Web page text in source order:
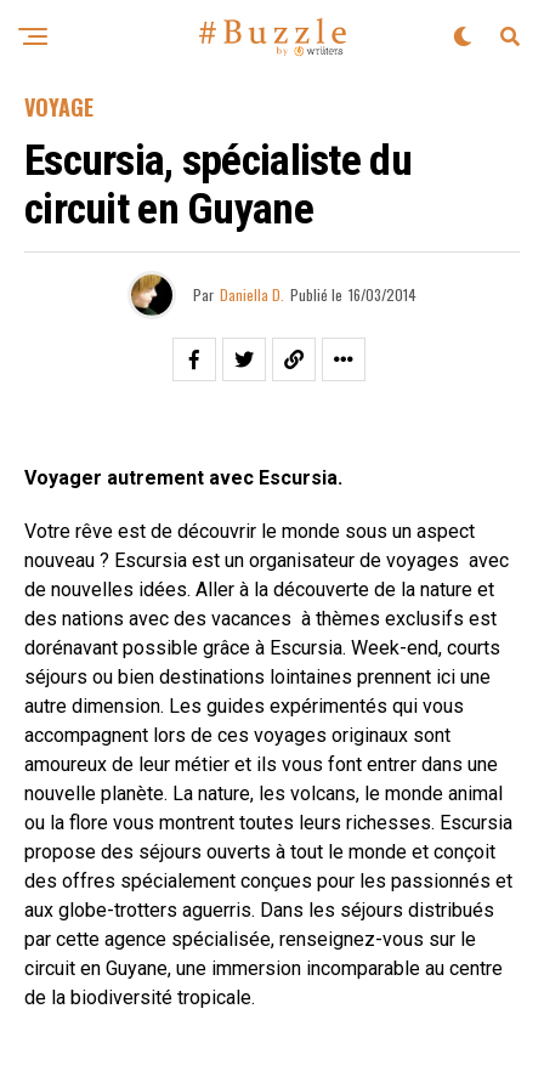
VOYAGE
Escursia, spécialiste du
circuit en Guyane
Par Daniella D. Publié le 16/03/2014
Voyager autrement avec Escursia.
Votre rêve est de découvrir le monde sous un aspect
nouveau ? Escursia est un organisateur de voyages avec
de nouvelles idées. Aller à la découverte de la nature et
des nations avec des vacances à thèmes exclusifs est
dorénavant possible grâce à Escursia. Week-end, courts
séjours ou bien destinations lointaines prennent ici une
autre dimension. Les guides expérimentés qui vous
accompagnent lors de ces voyages originaux sont
amoureux de leur métier et ils vous font entrer dans une
nouvelle planète. La nature, les volcans, le monde animal
ou la flore vous montrent toutes leurs richesses. Escursia
propose des séjours ouverts à tout le monde et conçoit
des offres spécialement conçues pour les passionnés et
aux globe-trotters aguerris. Dans les séjours distribués
par cette agence spécialisée, renseignez-vous sur le
circuit en Guyane, une immersion incomparable au centre
de la biodiversité tropicale.